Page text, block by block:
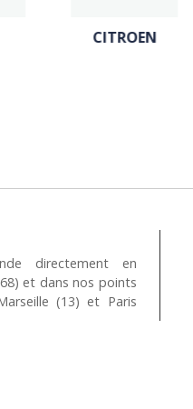
CITROEN
directement en
et dans nos points
(13) et Paris